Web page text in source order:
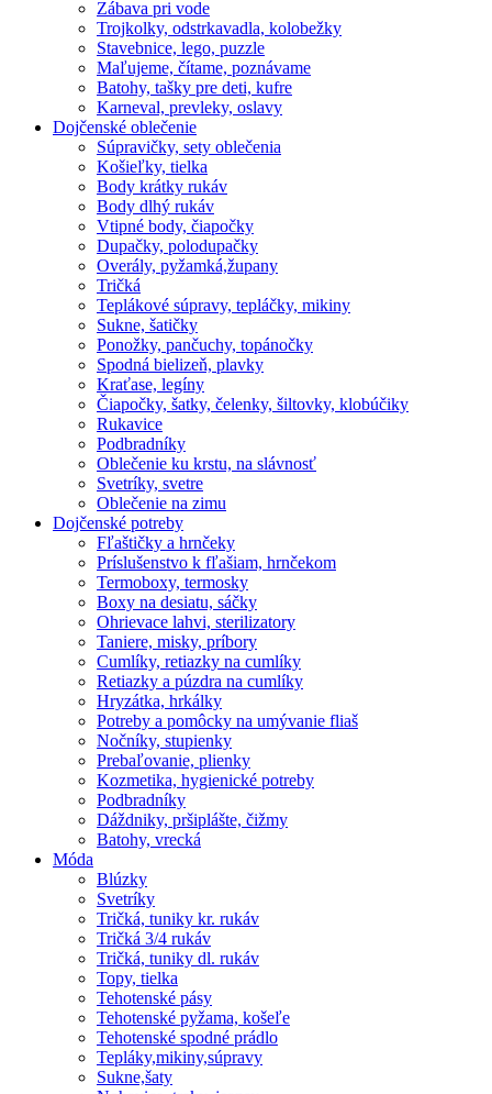
Zábava pri vode
Trojkolky, odstrkavadla, kolobežky
Stavebnice, lego, puzzle
Maľujeme, čítame, poznávame
Batohy, tašky pre deti, kufre
Karneval, prevleky, oslavy
Dojčenské oblečenie
Súpravičky, sety oblečenia
Košieľky, tielka
Body krátky rukáv
Body dlhý rukáv
Vtipné body, čiapočky
Dupačky, polodupačky
Overály, pyžamká,župany
Tričká
Teplákové súpravy, tepláčky, mikiny
Sukne, šatičky
Ponožky, pančuchy, topánočky
Spodná bielizeň, plavky
Kraťase, legíny
Čiapočky, šatky, čelenky, šiltovky, klobúčiky
Rukavice
Podbradníky
Oblečenie ku krstu, na slávnosť
Svetríky, svetre
Oblečenie na zimu
Dojčenské potreby
Fľaštičky a hrnčeky
Príslušenstvo k fľašiam, hrnčekom
Termoboxy, termosky
Boxy na desiatu, sáčky
Ohrievace lahvi, sterilizatory
Taniere, misky, príbory
Cumlíky, retiazky na cumlíky
Retiazky a púzdra na cumlíky
Hryzátka, hrkálky
Potreby a pomôcky na umývanie fliaš
Nočníky, stupienky
Prebaľovanie, plienky
Kozmetika, hygienické potreby
Podbradníky
Dáždniky, pršiplášte, čižmy
Batohy, vrecká
Móda
Blúzky
Svetríky
Tričká, tuniky kr. rukáv
Tričká 3/4 rukáv
Tričká, tuniky dl. rukáv
Topy, tielka
Tehotenské pásy
Tehotenské pyžama, košeľe
Tehotenské spodné prádlo
Tepláky,mikiny,súpravy
Sukne,šaty